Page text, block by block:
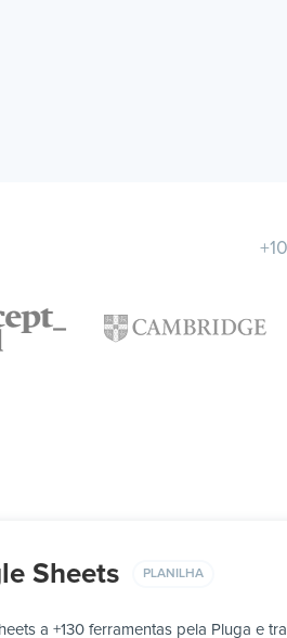
Sheets PLANILHA
a +130 ferramentas pela Pluga e